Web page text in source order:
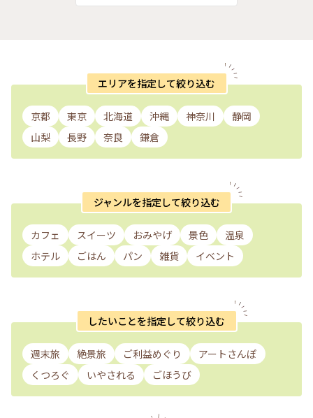
エリアを指定して絞り込む
京都 東京 北海道 沖縄 神奈川
静岡
山梨
長野 奈良 鎌倉
ジャンルを指定して絞り込む
カフェ スイーツ おみやげ 景色
温泉
ホテル
ごはん パン 雑貨 イベント
したいことを指定して絞り込む
週末旅 絶景旅 ご利益めぐり
アートさんぽ
くつろぐ
いやされる ごほうび